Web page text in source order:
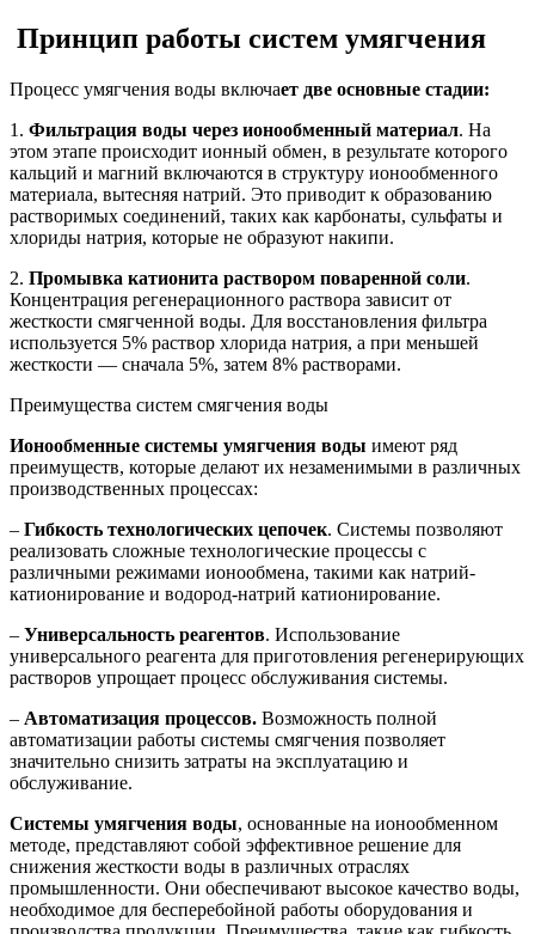
Принцип работы систем умягчения
Процесс умягчения воды включает две основные стадии:
1. Фильтрация воды через ионообменный материал. На
этом этапе происходит ионный обмен, в результате которого
кальций и магний включаются в структуру ионообменного
материала, вытесняя натрий. Это приводит к образованию
растворимых соединений, таких как карбонаты, сульфаты и
хлориды натрия, которые не образуют накипи.
2. Промывка катионита раствором поваренной соли.
Концентрация регенерационного раствора зависит от
жесткости смягченной воды. Для восстановления фильтра
используется 5% раствор хлорида натрия, а при меньшей
жесткости — сначала 5%, затем 8% растворами.
Преимущества систем смягчения воды
Ионообменные системы умягчения воды имеют ряд
преимуществ, которые делают их незаменимыми в различных
производственных процессах:
– Гибкость технологических цепочек. Системы позволяют
реализовать сложные технологические процессы с
различными режимами ионообмена, такими как натрий-
катионирование и водород-натрий катионирование.
– Универсальность реагентов. Использование
универсального реагента для приготовления регенерирующих
растворов упрощает процесс обслуживания системы.
– Автоматизация процессов. Возможность полной
автоматизации работы системы смягчения позволяет
значительно снизить затраты на эксплуатацию и
обслуживание.
Системы умягчения воды, основанные на ионообменном
методе, представляют собой эффективное решение для
снижения жесткости воды в различных отраслях
промышленности. Они обеспечивают высокое качество воды,
необходимое для бесперебойной работы оборудования и